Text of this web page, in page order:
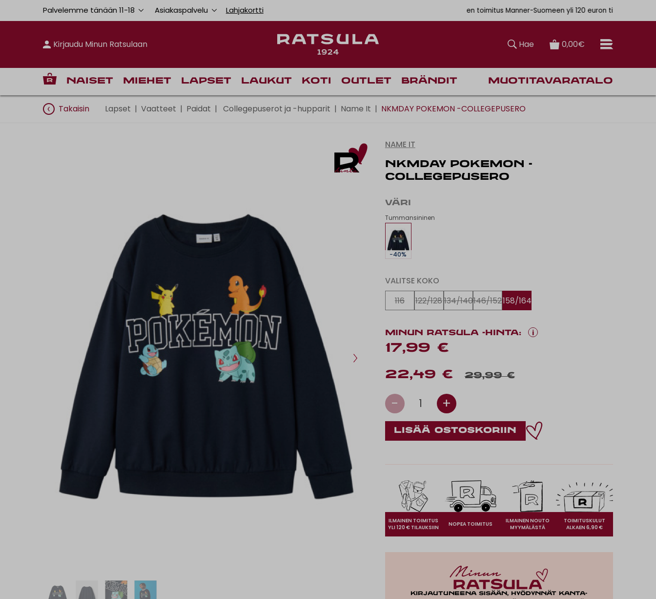
Palvelemme tänään 11-18 Asiakaspalvelu Lahjakortti Ilmainen toimitus Manner-Suomeen yli 120 euron tilauksiin
Kirjaudu Minun Ratsulaan Hae 0,00€
Naiset Miehet Lapset Laukut Koti Outlet Brändit Muotitavaratalo
Takaisin Lapset | Vaatteet | Paidat | Collegepuserot ja -hupparit | Name It | NKMDAY POKEMON -COLLEGEPUSERO
NAME IT
NKMDAY POKEMON -
COLLEGEPUSERO
VÄRI
Tummansininen
-40%
VALITSE KOKO
116
122/128134/140146/152158/164
MINUN RATSULA -HINTA: i
17,99 €
22,49 € 29,99 €
- 1 +
ILMAINEN TOIMITUS
YLI 120 € TILAUKSIIN
NOPEA TOIMITUS
ILMAINEN NOUTO
MYYMÄLÄSTÄ
TOIMITUSKULUT
ALKAEN 6,90 €
Kirjautuneena sisään, hyödynnät kanta-